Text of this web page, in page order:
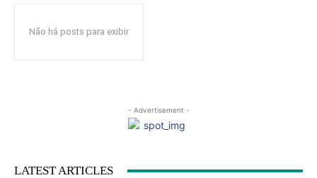
Não há posts para exibir
- Advertisement -
LATEST ARTICLES